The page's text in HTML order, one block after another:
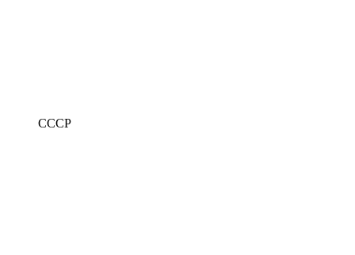
СССР